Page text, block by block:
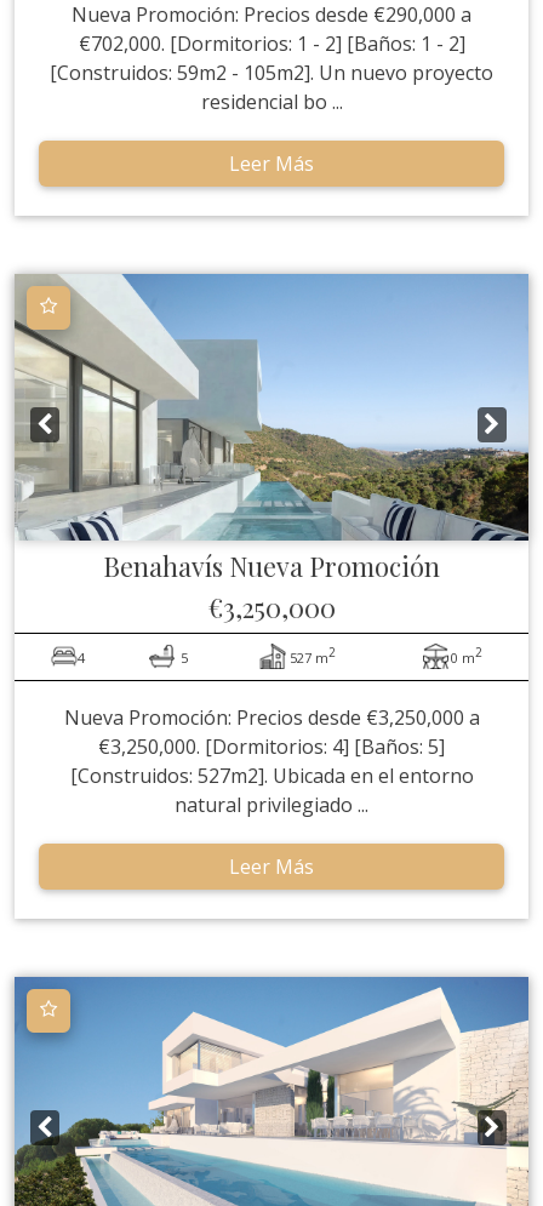
Nueva Promoción: Precios desde €290,000 a
€702,000. [Dormitorios: 1 - 2] [Baños: 1 - 2]
[Construidos: 59m2 - 105m2]. Un nuevo proyecto
residencial bo ...
Leer Más
Benahavís Nueva Promoción
€3,250,000
4 5 527 m2 0 m2
Nueva Promoción: Precios desde €3,250,000 a
€3,250,000. [Dormitorios: 4] [Baños: 5]
[Construidos: 527m2]. Ubicada en el entorno
natural privilegiado ...
Leer Más